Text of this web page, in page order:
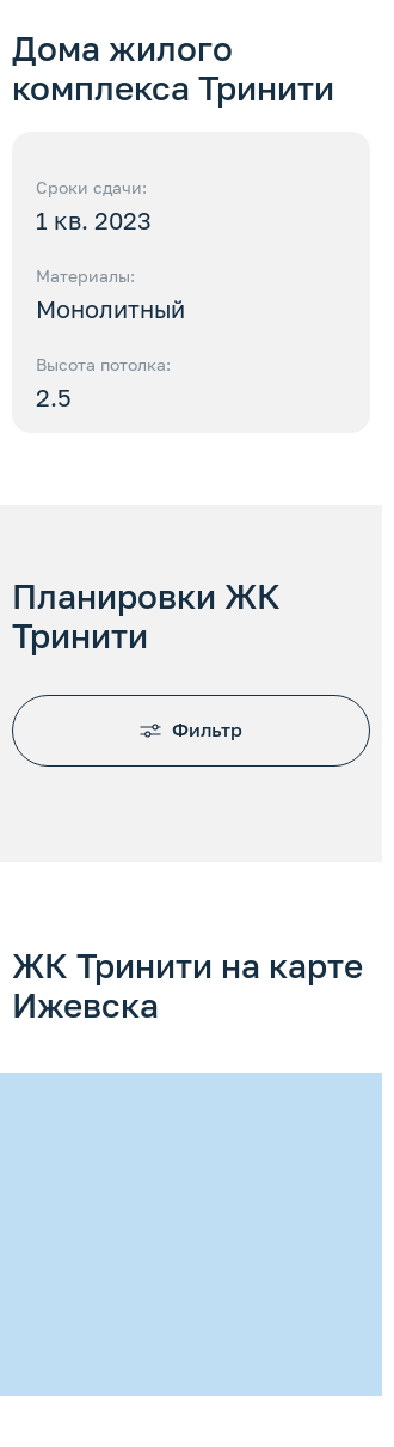
Дома жилого
комплекса Тринити
Сроки сдачи:
1 кв. 2023
Материалы:
Монолитный
Высота потолка:
2.5
Планировки ЖК
Тринити
Фильтр
ЖК Тринити на карте
Ижевска